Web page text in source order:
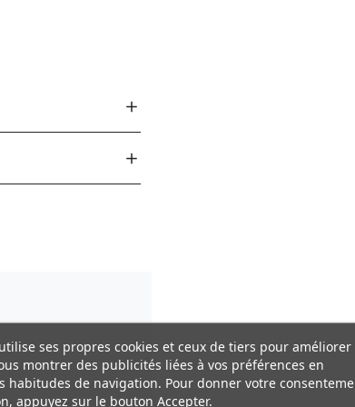
ses propres cookies et ceux de tiers pour améliorer
montrer des publicités liées à vos préférences en
habitudes de navigation. Pour donner votre
appuyez sur le bouton Accepter.